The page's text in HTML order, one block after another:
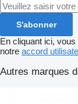
S'abonner
En cliquant ici,
notre accord
Autres marques